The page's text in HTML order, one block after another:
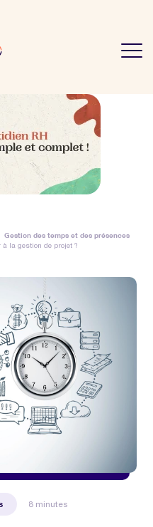
Gestion des temps et des présences
la gestion de projet ?
8 minutes